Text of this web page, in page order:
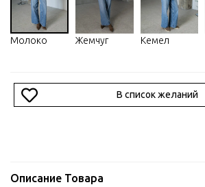
Молоко Жемчуг Кемел
В список желаний
Описание Товара